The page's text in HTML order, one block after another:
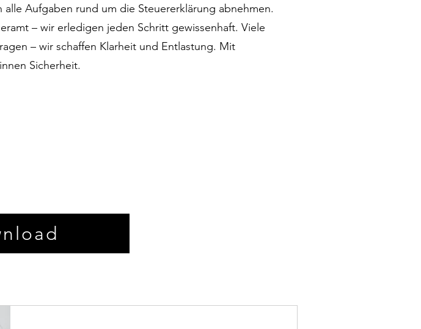
Aufgaben rund um die Steuererklärung abnehmen.
– wir erledigen jeden Schritt gewissenhaft. Viele
– wir schaffen Klarheit und Entlastung. Mit
Sicherheit.